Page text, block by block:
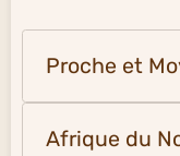
Proche et
Afrique du